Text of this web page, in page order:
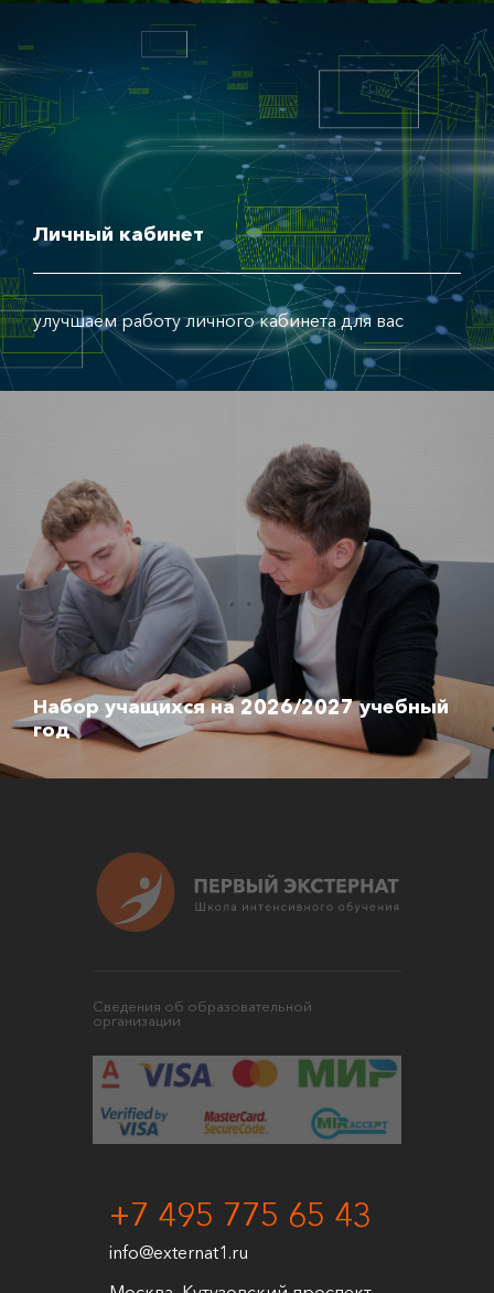
Личный кабинет
улучшаем работу личного кабинета для вас
Набор учащихся на 2026/2027 учебный
год
Сведения об образовательной
организации
+7 495 775 65 43
info@externat1.ru